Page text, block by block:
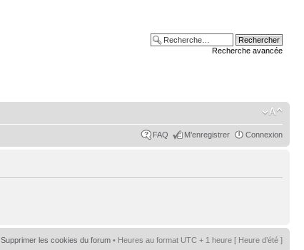
Recherche avancée
FAQ M’enregistrer Connexion
Supprimer les cookies du forum • Heures au format UTC + 1 heure [ Heure d’été ]